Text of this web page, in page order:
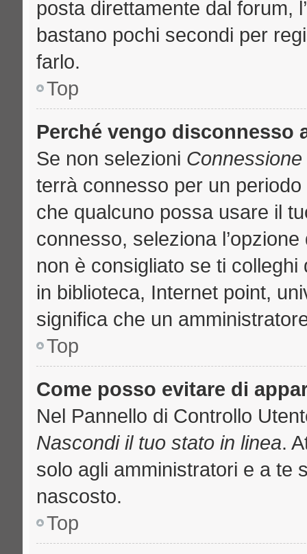
posta direttamente dal forum,
bastano pochi secondi per
farlo.
Top
Perché vengo disconnesso
Se non selezioni
terrà connesso per un
che qualcuno possa usare il
connesso, seleziona
non è consigliato se ti
in biblioteca, Internet point,
significa che un
Top
Come posso evitare di
Nel Pannello di Controllo
Nascondi il tuo stato in linea.
solo agli amministratori e a te
nascosto.
Top